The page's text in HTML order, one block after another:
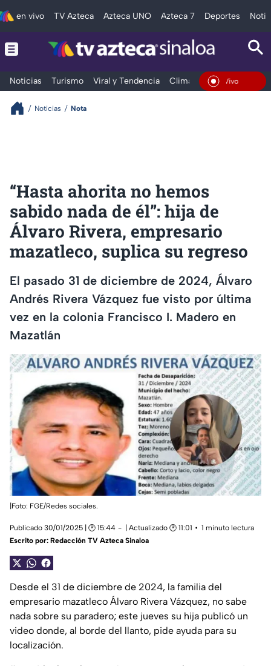
en vivo TV Azteca Azteca UNO Azteca 7 Deportes
Noticias Turismo Viral y Tendencia Clima Deportes
En Vivo
Noticias Nota
“Hasta ahorita no hemos
sabido nada de él”: hija de
Álvaro Rivera, empresario
mazatleco, suplica su regreso
El pasado 31 de diciembre de 2024, Álvaro
Andrés Rivera Vázquez fue visto por última
vez en la colonia Francisco I. Madero en
Mazatlán
|Foto: FGE/Redes sociales.
Publicado 30/01/2025 | 🕑 15:44 | Actualizado 🕑 11:01
1 minuto lectura
Escrito por: Redacción TV Azteca Sinaloa
Desde el 31 de diciembre de 2024, la familia del
empresario mazatleco Álvaro Rivera Vázquez, no sabe
nada sobre su paradero; este jueves su hija publicó un
video donde, al borde del llanto, pide ayuda para su
localización.